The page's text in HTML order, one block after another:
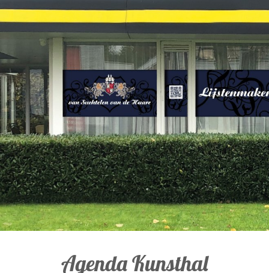
Agenda Kunsthal